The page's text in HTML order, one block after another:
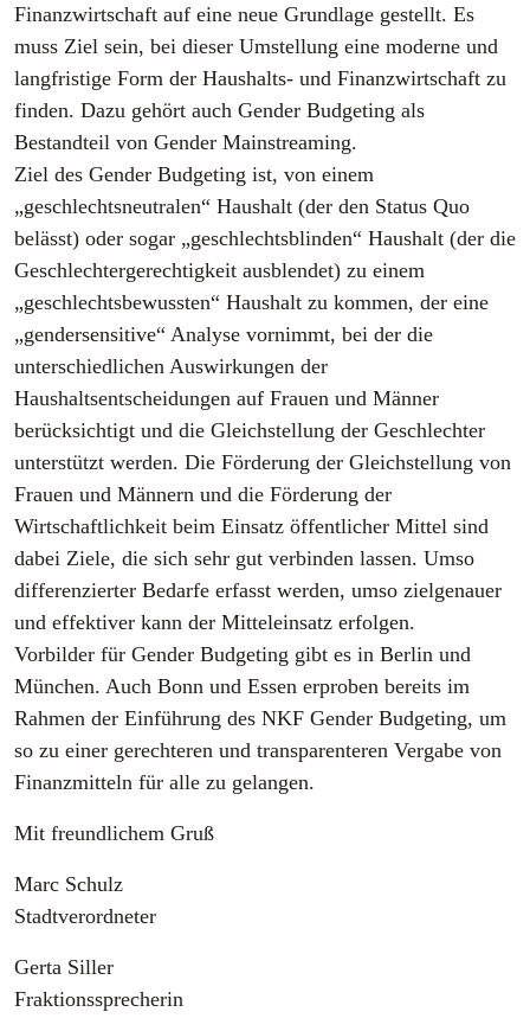
Finanzwirtschaft auf eine neue Grundlage gestellt. Es
muss Ziel sein, bei dieser Umstellung eine moderne und
langfristige Form der Haushalts- und Finanzwirtschaft zu
finden. Dazu gehört auch Gender Budgeting als
Bestandteil von Gender Mainstreaming.
Ziel des Gender Budgeting ist, von einem
„geschlechtsneutralen“ Haushalt (der den Status Quo
belässt) oder sogar „geschlechtsblinden“ Haushalt (der die
Geschlechtergerechtigkeit ausblendet) zu einem
„geschlechtsbewussten“ Haushalt zu kommen, der eine
„gendersensitive“ Analyse vornimmt, bei der die
unterschiedlichen Auswirkungen der
Haushaltsentscheidungen auf Frauen und Männer
berücksichtigt und die Gleichstellung der Geschlechter
unterstützt werden. Die Förderung der Gleichstellung von
Frauen und Männern und die Förderung der
Wirtschaftlichkeit beim Einsatz öffentlicher Mittel sind
dabei Ziele, die sich sehr gut verbinden lassen. Umso
differenzierter Bedarfe erfasst werden, umso zielgenauer
und effektiver kann der Mitteleinsatz erfolgen.
Vorbilder für Gender Budgeting gibt es in Berlin und
München. Auch Bonn und Essen erproben bereits im
Rahmen der Einführung des NKF Gender Budgeting, um
so zu einer gerechteren und transparenteren Vergabe von
Finanzmitteln für alle zu gelangen.
Mit freundlichem Gruß
Marc Schulz
Stadtverordneter
Gerta Siller
Fraktionssprecherin